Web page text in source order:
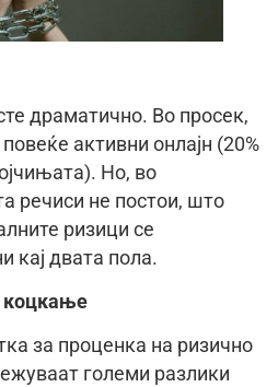
драматично. Во просек,
активни онлајн (20%
Но, во
речиси не постои, што
ризици се
кај двата пола.
коцкање
за проценка на ризично
големи разлики